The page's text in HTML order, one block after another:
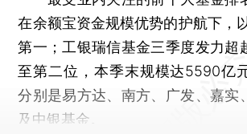
在余额宝资金规模优势的护航下，
第一；工银瑞信基金三季度发力超
至第二位，本季末规模达5590亿
分别是易方达、南方、广发、嘉实
及中银基金。